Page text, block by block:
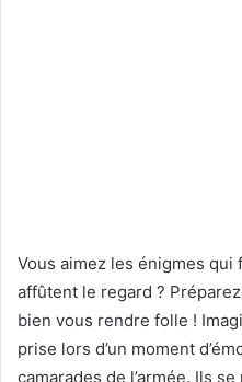
Vous aimez les énigmes
affûtent le regard ?
bien vous rendre folle !
prise lors d’un moment
camarades de l’armée. Ils